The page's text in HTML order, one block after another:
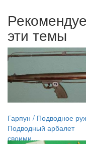
эти темы
Гарпун / Подводное
Подводный арбалет
своими...